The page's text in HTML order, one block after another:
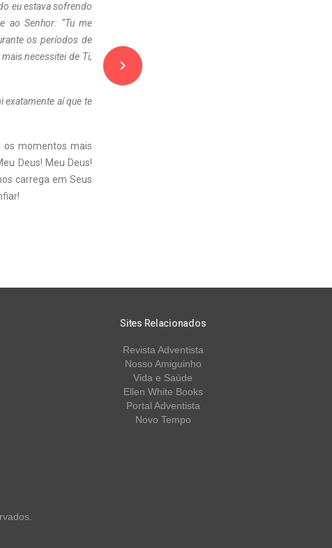
eu estava sofrendo
ao Senhor: “Tu me
os períodos de
necessitei de Ti,
exatamente aí que te
os momentos mais
Deus! Meu Deus!
carrega em Seus
navigate_next
Sites Relacionados
Revista Adventista
Nosso Amiguinho
Vida e Saúde
Ellen White Books
Portal Adventista
Novo Tempo